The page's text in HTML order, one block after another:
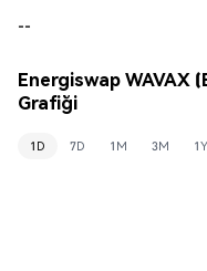
--
Energiswap WAVAX
Grafiği
1D 7D 1M 3M 1Y